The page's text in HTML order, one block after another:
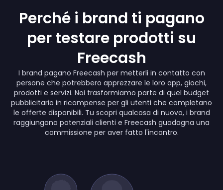
Perché i brand ti pagano
per testare prodotti su
Freecash
I brand pagano Freecash per metterli in contatto con
persone che potrebbero apprezzare le loro app, giochi,
prodotti e servizi. Noi trasformiamo parte di quel budget
pubblicitario in ricompense per gli utenti che completano
le offerte disponibili. Tu scopri qualcosa di nuovo, i brand
raggiungono potenziali clienti e Freecash guadagna una
commissione per aver fatto l'incontro.